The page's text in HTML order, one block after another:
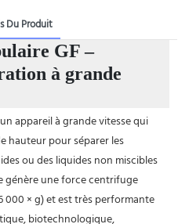
Du Produit
GF –
à grande
appareil à grande vitesse qui
hauteur pour séparer les
ou des liquides non miscibles
génère une force centrifuge
000 × g) et est très performante
biotechnologique,